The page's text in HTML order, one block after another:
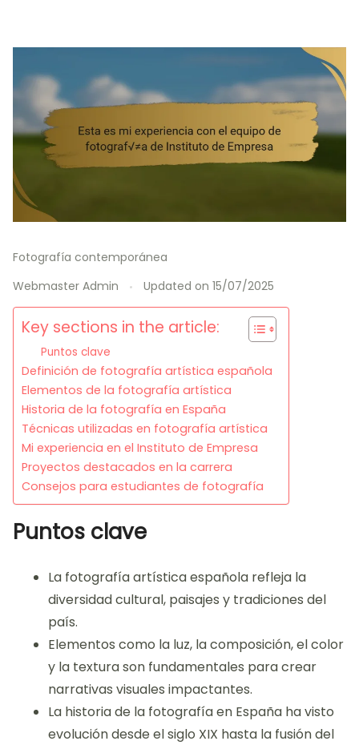
Fotografía contemporánea
Webmaster Admin
Updated on 15/07/2025
Key sections in the article:
Puntos clave
Definición de fotografía artística española
Elementos de la fotografía artística
Historia de la fotografía en España
Técnicas utilizadas en fotografía artística
Mi experiencia en el Instituto de Empresa
Proyectos destacados en la carrera
Consejos para estudiantes de fotografía
Puntos clave
La fotografía artística española refleja la
diversidad cultural, paisajes y tradiciones del
país.
Elementos como la luz, la composición, el color
y la textura son fundamentales para crear
narrativas visuales impactantes.
La historia de la fotografía en España ha visto
evolución desde el siglo XIX hasta la fusión del